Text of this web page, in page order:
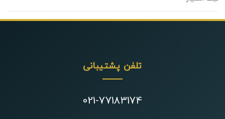
تلفن پشتیبانی
021-77183174